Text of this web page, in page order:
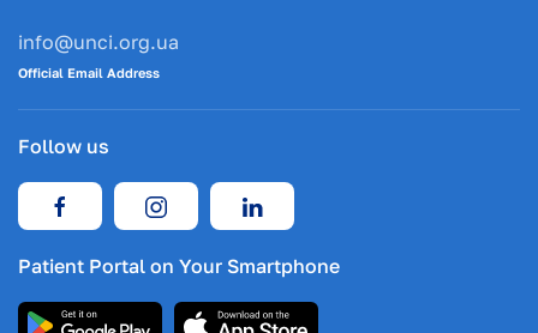
info@unci.org.ua
Official Email Address
Follow us
Patient Portal on Your Smartphone